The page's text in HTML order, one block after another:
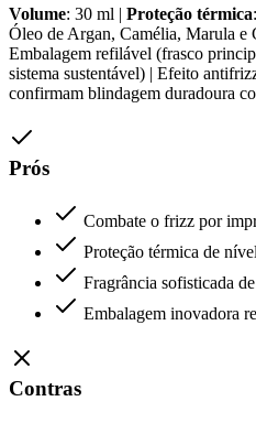
Volume: 30 ml | Proteção térmica
Óleo de Argan, Camélia, Marula e
Embalagem refilável (frasco
sistema sustentável) | Efeito
confirmam blindagem duradoura
Prós
Combate o frizz por
Proteção térmica de
Fragrância sofisticada
Embalagem inovadora
Contras